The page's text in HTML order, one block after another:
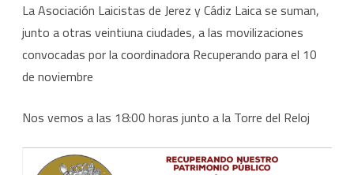
convocadas
por
Recuperando
para
La Asociación Laicistas de Jerez y Cádiz Laica se suman,
junto a otras veintiuna ciudades, a las movilizaciones
convocadas por la coordinadora Recuperando para el 10
de noviembre
Nos vemos a las 18:00 horas junto a la Torre del Reloj